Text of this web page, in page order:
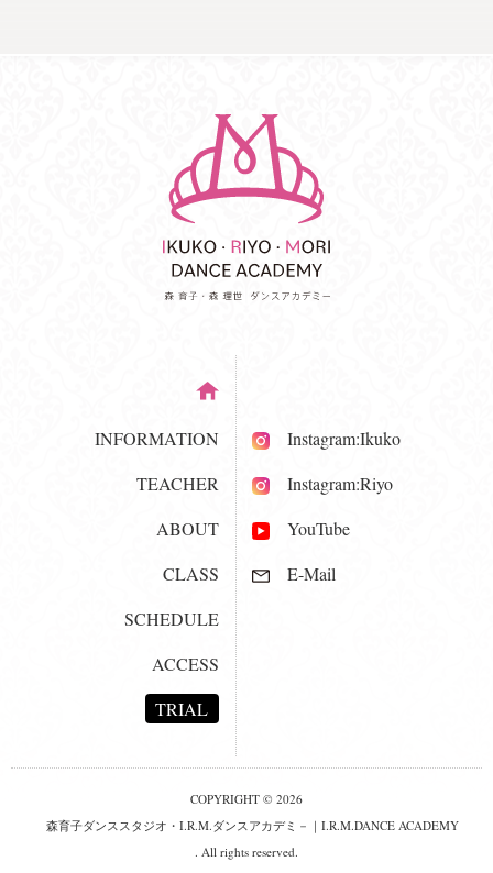
INFORMATION
TEACHER
ABOUT
CLASS
SCHEDULE
ACCESS
TRIAL
Instagram:Ikuko
Instagram:Riyo
YouTube
E-Mail
COPYRIGHT © 2026
森育子ダンススタジオ・I.R.M.ダンスアカデミ－｜I.R.M.DANCE ACADEMY
. All rights reserved.